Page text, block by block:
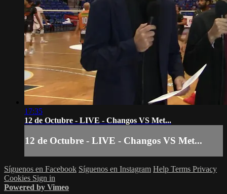
17:35
12 de Octubre - LIVE - Changos VS Met...
12 de Octubre - LIVE - Changos VS Met...
Síguenos en Facebook Síguenos en Instagram Help Terms Privacy
Cookies Sign in
Powered by Vimeo